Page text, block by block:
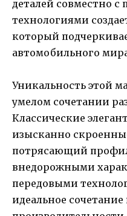
деталей совместно с
технологиями
который
автомобильного
Уникальность этой
умелом сочетании
Классические
изысканно
потрясающий
внедорожными
передовыми
идеальное